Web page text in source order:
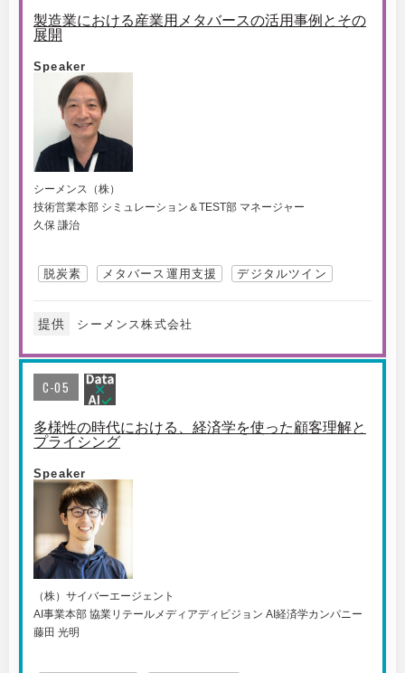
製造業における産業用メタバースの活用事例とその
展開
Speaker
シーメンス（株）
技術営業本部 シミュレーション＆TEST部 マネージャー
久保 謙治
脱炭素 メタバース運用支援 デジタルツイン
提供 シーメンス株式会社
C-05
多様性の時代における、経済学を使った顧客理解と
プライシング
Speaker
（株）サイバーエージェント
AI事業本部 協業リテールメディアディビジョン AI経済学カンパニー
藤田 光明